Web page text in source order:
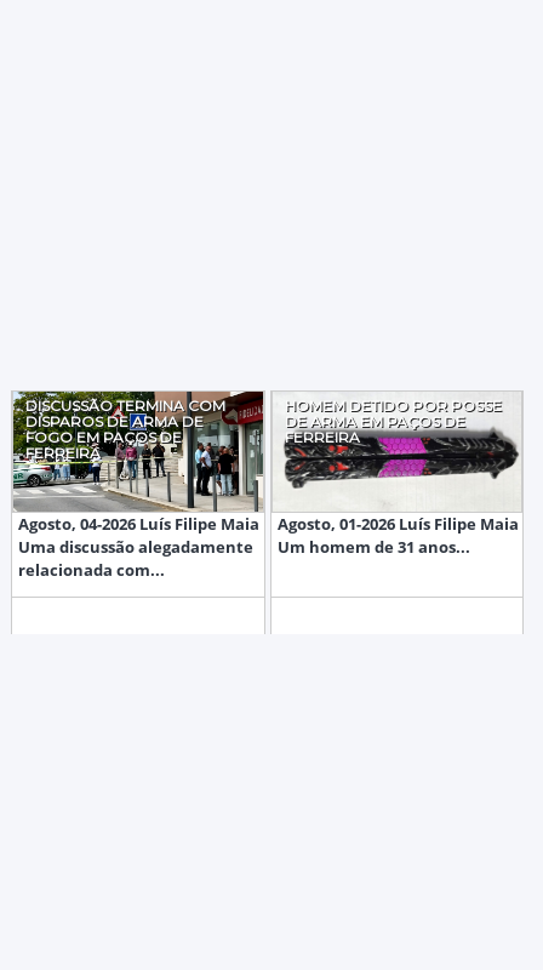
DISCUSSÃO TERMINA COM
DISPAROS DE ARMA DE
FOGO EM PAÇOS DE
FERREIRA
Agosto, 04-2026 Luís Filipe Maia
Uma discussão alegadamente
relacionada com...
HOMEM DETIDO POR POSSE
DE ARMA EM PAÇOS DE
FERREIRA
Agosto, 01-2026 Luís Filipe Maia
Um homem de 31 anos...